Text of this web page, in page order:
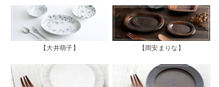
大井萌子 岡安まりな